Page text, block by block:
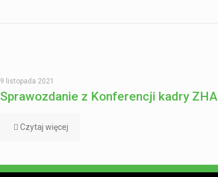
9 listopada 2021
Sprawozdanie z Konferencji kadry ZHA
Czytaj więcej